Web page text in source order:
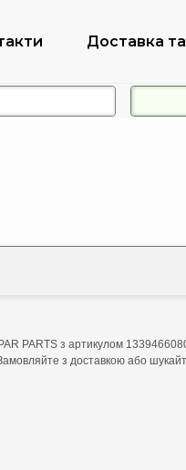
Доставка
PARTS з артикулом
з доставкою або